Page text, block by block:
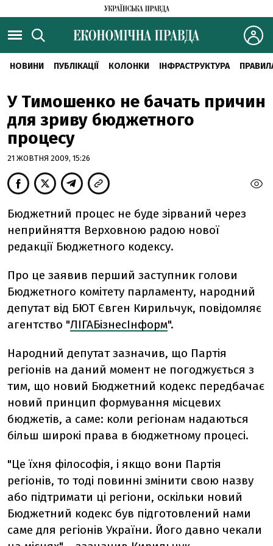
НОВИНИ ПУБЛІКАЦІЇ КОЛОНКИ ІНФРАСТРУКТУРА
У Тимошенко не бачать причин
для зриву бюджетного
процесу
21 ЖОВТНЯ 2009, 15:26
Бюджетний процес не буде зірваний через
неприйняття Верховною радою нової
редакції Бюджетного кодексу.
Про це заявив перший заступник голови
Бюджетного комітету парламенту, народний
депутат від БЮТ Євген Кирильчук, повідомляє
агентство "ЛІГАБізнесІнформ".
Народний депутат зазначив, що Партія
регіонів на даний момент не погоджується з
тим, що новий Бюджетний кодекс передбачає
новий принцип формування місцевих
бюджетів, а саме: коли регіонам надаються
більш широкі права в бюджетному процесі.
"Це їхня філософія, і якщо вони Партія
регіонів, то тоді повинні змінити свою назву
або підтримати ці регіони, оскільки новий
Бюджетний кодекс був підготовлений нами
саме для регіонів України. Його давно чекали